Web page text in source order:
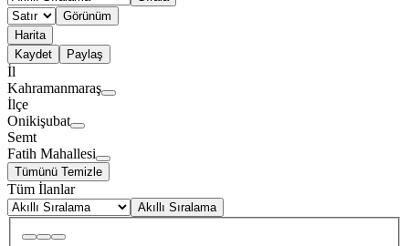
Görünüm
Harita
Kaydet
Paylaş
İl
Kahramanmaraş
İlçe
Onikişubat
Semt
Fatih Mahallesi
Tümünü Temizle
Tüm İlanlar
Akıllı Sıralama